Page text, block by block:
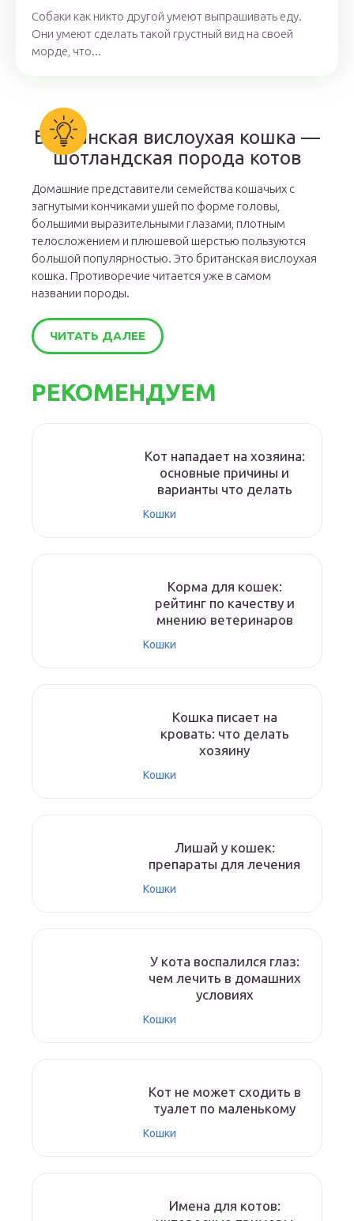
Собаки как никто другой умеют выпрашивать еду.
Они умеют сделать такой грустный вид на своей
морде, что...
Британская вислоухая кошка —
шотландская порода котов
Домашние представители семейства кошачьих с
загнутыми кончиками ушей по форме головы,
большими выразительными глазами, плотным
телосложением и плюшевой шерстью пользуются
большой популярностью. Это британская вислоухая
кошка. Противоречие читается уже в самом
названии породы.
ЧИТАТЬ ДАЛЕЕ
РЕКОМЕНДУЕМ
Кот нападает на хозяина:
основные причины и
варианты что делать
Кошки
Корма для кошек:
рейтинг по качеству и
мнению ветеринаров
Кошки
Кошка писает на
кровать: что делать
хозяину
Кошки
Лишай у кошек:
препараты для лечения
Кошки
У кота воспалился глаз:
чем лечить в домашних
условиях
Кошки
Кот не может сходить в
туалет по маленькому
Кошки
Имена для котов: